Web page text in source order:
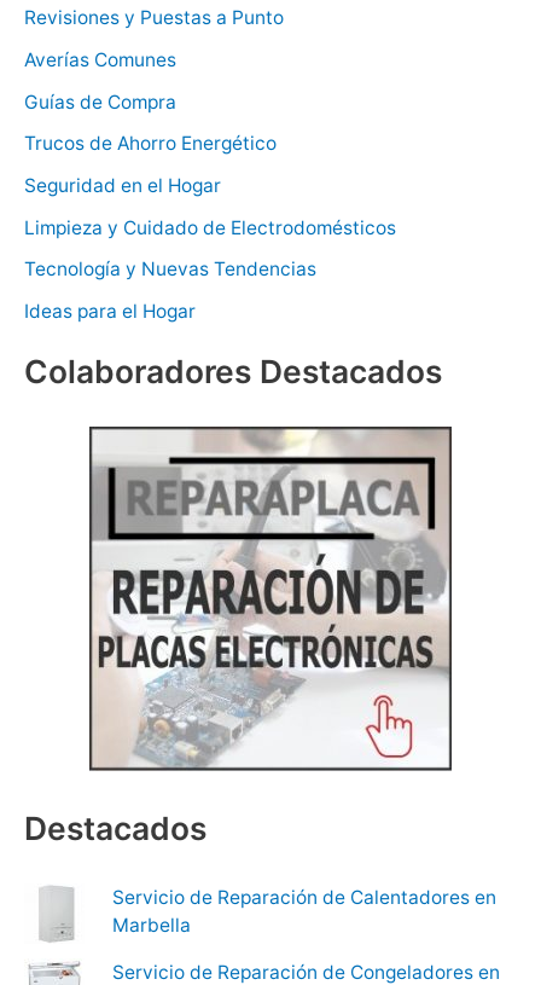
Revisiones y Puestas a Punto
Averías Comunes
Guías de Compra
Trucos de Ahorro Energético
Seguridad en el Hogar
Limpieza y Cuidado de Electrodomésticos
Tecnología y Nuevas Tendencias
Ideas para el Hogar
Colaboradores Destacados
Destacados
Servicio de Reparación de Calentadores en
Marbella
Servicio de Reparación de Congeladores en